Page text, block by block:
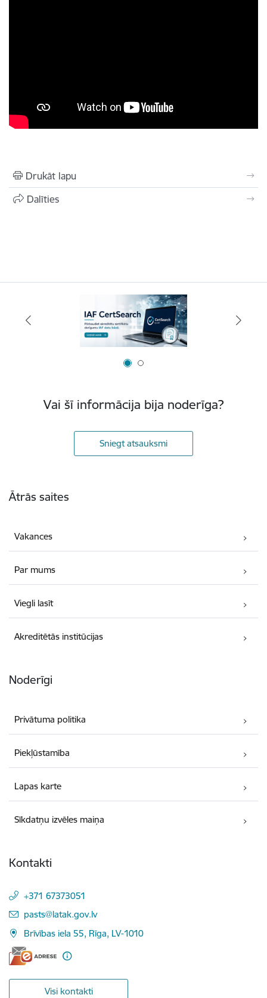
Drukāt lapu
Dalīties
Vai šī informācija bija noderīga?
Sniegt atsauksmi
Ātrās saites
Vakances
Par mums
Viegli lasīt
Akreditētās institūcijas
Noderīgi
Privātuma politika
Piekļūstamība
Lapas karte
Sīkdatņu izvēles maiņa
Kontakti
+371 67373051
E-pasts:
pasts@latak.gov.lv
Brīvības iela 55, Rīga, LV-1010
Visi kontakti